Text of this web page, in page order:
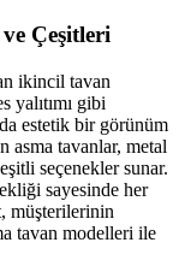
Çeşitleri
ikincil tavan
yalıtımı gibi
estetik bir görünüm
asma tavanlar, metal
seçenekler sunar.
sayesinde her
müşterilerinin
tavan modelleri ile